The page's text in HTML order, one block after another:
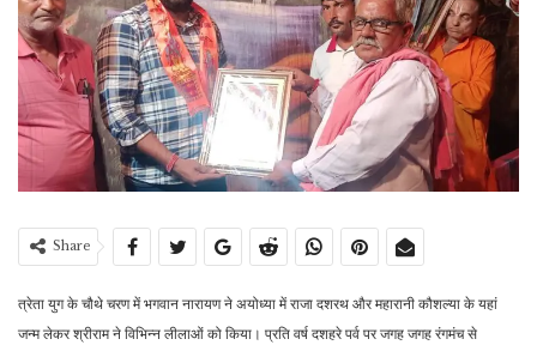
Share
त्रेता युग के चौथे चरण में भगवान नारायण ने अयोध्या में राजा दशरथ और महारानी कौशल्या के यहां
जन्म लेकर श्रीराम ने विभिन्न लीलाओं को किया। प्रति वर्ष दशहरे पर्व पर जगह जगह रंगमंच से